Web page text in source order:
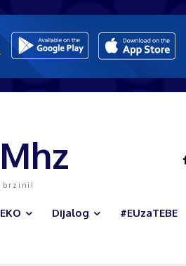
brzini!
EKO Dijalog #EUzaTEBE